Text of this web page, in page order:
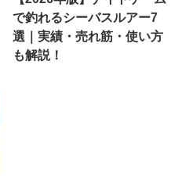
で釣れるシーバスルアー7
選｜実績・売れ筋・使い方
も解説！